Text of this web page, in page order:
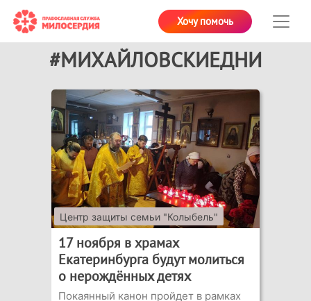
Хочу помочь
#МИХАЙЛОВСКИЕДНИ
Центр защиты семьи "Колыбель"
17 ноября в храмах
Екатеринбурга будут молиться
о нерождённых детях
Покаянный канон пройдет в рамках